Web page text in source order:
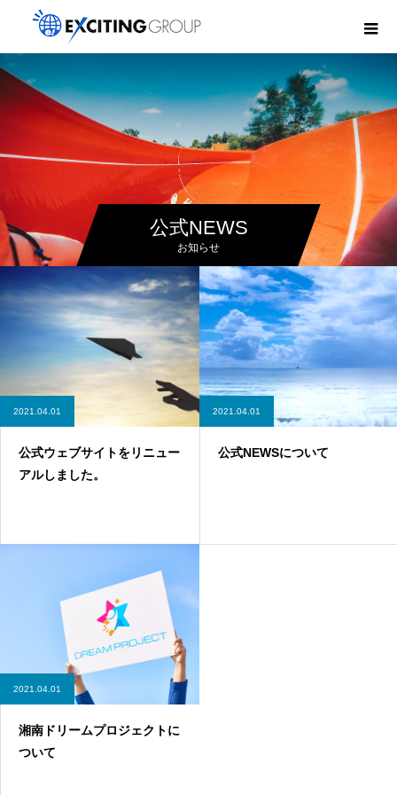
公式NEWS
お知らせ
2021.04.01
公式ウェブサイトをリニュー
アルしました。
2021.04.01
公式NEWSについて
2021.04.01
湘南ドリームプロジェクトに
ついて